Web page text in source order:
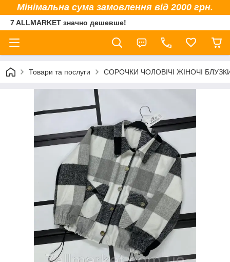
Мінімальна сума замовлення від 2000 грн.
7 ALLMARKET значно дешевше!
Товари та послуги СОРОЧКИ ЧОЛОВІЧІ ЖІНОЧІ